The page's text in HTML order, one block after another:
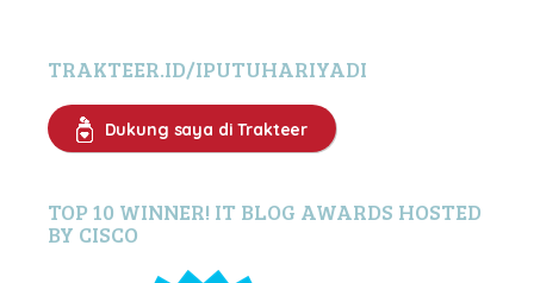
TRAKTEER.ID/IPUTUHARIYADI
Dukung saya di Trakteer
TOP 10 WINNER! IT BLOG AWARDS HOSTED
BY CISCO